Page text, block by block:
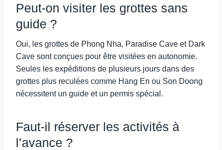
Peut-on visiter les grottes sans
guide ?
Oui, les grottes de Phong Nha, Paradise Cave et Dark
Cave sont conçues pour être visitées en autonomie.
Seules les expéditions de plusieurs jours dans des
grottes plus reculées comme Hang En ou Son Doong
nécessitent un guide et un permis spécial.
Faut-il réserver les activités à
l’avance ?